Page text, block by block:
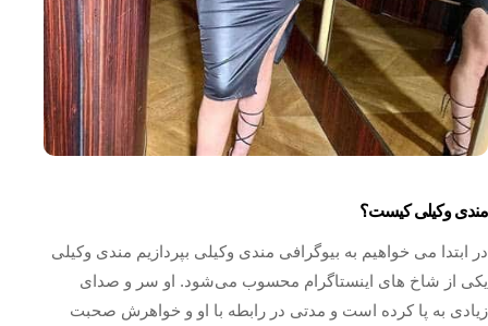
مندی وکیلی کیست؟
در ابتدا می خواهیم به بیوگرافی مندی وکیلی بپردازیم مندی وکیلی
یکی از شاخ های اینستاگرام محسوب می‌شود. او سر و صدای
زیادی به پا کرده است و مدتی در رابطه با او و خواهرش صحبت‌